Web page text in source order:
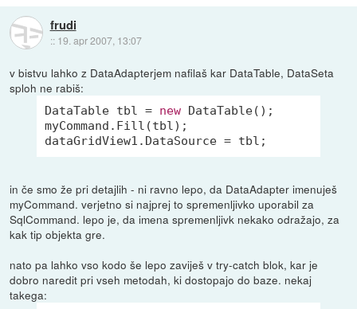
frudi
:: 19. apr 2007, 13:07
v bistvu lahko z DataAdapterjem nafilaš kar DataTable, DataSeta
sploh ne rabiš:
DataTable tbl = new DataTable();
myCommand.Fill(tbl);
dataGridView1.DataSource = tbl;
in če smo že pri detajlih - ni ravno lepo, da DataAdapter imenuješ
myCommand. verjetno si najprej to spremenljivko uporabil za
SqlCommand. lepo je, da imena spremenljivk nekako odražajo, za
kak tip objekta gre.
nato pa lahko vso kodo še lepo zaviješ v try-catch blok, kar je
dobro naredit pri vseh metodah, ki dostopajo do baze. nekaj
takega: